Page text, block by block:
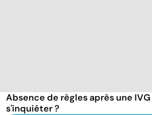
Absence de règles après une
s'inquiéter ?